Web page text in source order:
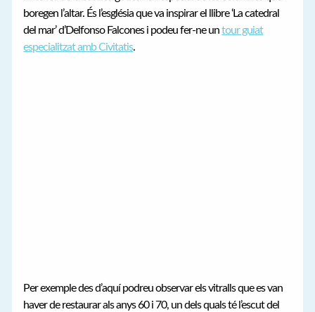
boregen l’altar. És l’església que va inspirar el llibre ‘La catedral
del mar’ d’Delfonso Falcones i podeu fer-ne untour guiat
especialitzat amb Civitatis.
Per exemple des d’aquí podreu observar els vitralls que es van
haver de restaurar als anys 60 i 70, un dels quals té l’escut del